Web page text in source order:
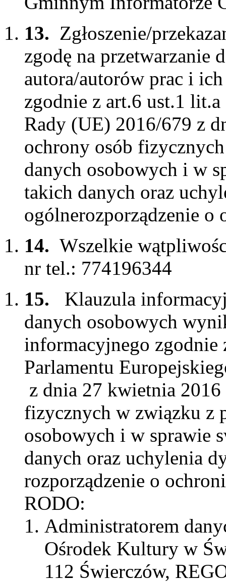
13. Zgłoszenie/
zgodę na przetwarzanie
autora/autorów prac i
zgodnie z art.6 ust.1
Rady (UE) 2016/679 z
ochrony osób
danych osobowych i w
takich danych oraz
ogólnerozporządzenie
14. Wszelkie
nr tel.: 774196344
15. Klauzula
danych osobowych
informacyjnego zgodnie
Parlamentu
z dnia 27 kwietnia
fizycznych w związku z
osobowych i w sprawie
danych oraz uchylenia
rozporządzenie o
RODO:
Administratorem
Ośrodek Kultury w
112 Świerczów,